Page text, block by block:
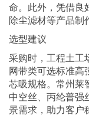
命。此外，凭借良
除尘滤材等产品制
选型建议
采购时，工程土工
网带类可选标准高
芯吸规格。常州莱
中空丝、丙纶普强
景需求，助力客户